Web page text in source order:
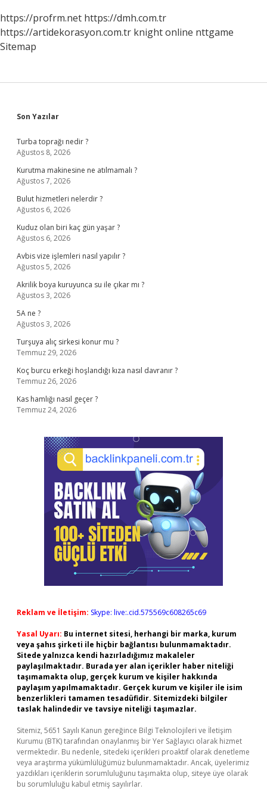
https://profrm.net https://dmh.com.tr
https://artidekorasyon.com.tr knight online nttgame
Sitemap
Sidebar
Son Yazılar
Turba toprağı nedir ?
Ağustos 8, 2026
Kurutma makinesine ne atılmamalı ?
Ağustos 7, 2026
Bulut hizmetleri nelerdir ?
Ağustos 6, 2026
Kuduz olan biri kaç gün yaşar ?
Ağustos 6, 2026
Avbis vize işlemleri nasıl yapılır ?
Ağustos 5, 2026
Akrilik boya kuruyunca su ile çıkar mı ?
Ağustos 3, 2026
5A ne ?
Ağustos 3, 2026
Turşuya alıç sirkesi konur mu ?
Temmuz 29, 2026
Koç burcu erkeği hoşlandığı kıza nasıl davranır ?
Temmuz 26, 2026
Kas hamlığı nasıl geçer ?
Temmuz 24, 2026
Reklam ve İletişim: Skype: live:.cid.575569c608265c69
Yasal Uyarı: Bu internet sitesi, herhangi bir marka, kurum
veya şahıs şirketi ile hiçbir bağlantısı bulunmamaktadır.
Sitede yalnızca kendi hazırladığımız makaleler
paylaşılmaktadır. Burada yer alan içerikler haber niteliği
taşımamakta olup, gerçek kurum ve kişiler hakkında
paylaşım yapılmamaktadır. Gerçek kurum ve kişiler ile isim
benzerlikleri tamamen tesadüfidir. Sitemizdeki bilgiler
taslak halindedir ve tavsiye niteliği taşımazlar.
Sitemiz, 5651 Sayılı Kanun gereğince Bilgi Teknolojileri ve İletişim
Kurumu (BTK) tarafından onaylanmış bir Yer Sağlayıcı olarak hizmet
vermektedir. Bu nedenle, sitedeki içerikleri proaktif olarak denetleme
veya araştırma yükümlülüğümüz bulunmamaktadır. Ancak, üyelerimiz
yazdıkları içeriklerin sorumluluğunu taşımakta olup, siteye üye olarak
bu sorumluluğu kabul etmiş sayılırlar.